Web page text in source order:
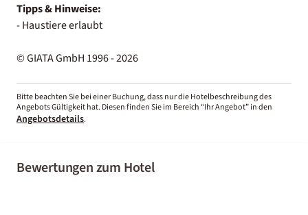
Tipps & Hinweise:
- Haustiere erlaubt
© GIATA GmbH 1996 - 2026
Bitte beachten Sie bei einer Buchung, dass nur die Hotelbeschreibung des
Angebots Gültigkeit hat. Diesen finden Sie im Bereich “Ihr Angebot” in den
Angebotsdetails.
Bewertungen zum Hotel